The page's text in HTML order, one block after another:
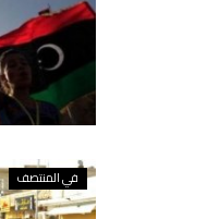
في المنتصف